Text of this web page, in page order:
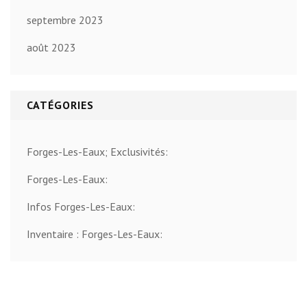
septembre 2023
août 2023
CATÉGORIES
Forges-Les-Eaux; Exclusivités:
Forges-Les-Eaux:
Infos Forges-Les-Eaux:
Inventaire : Forges-Les-Eaux: